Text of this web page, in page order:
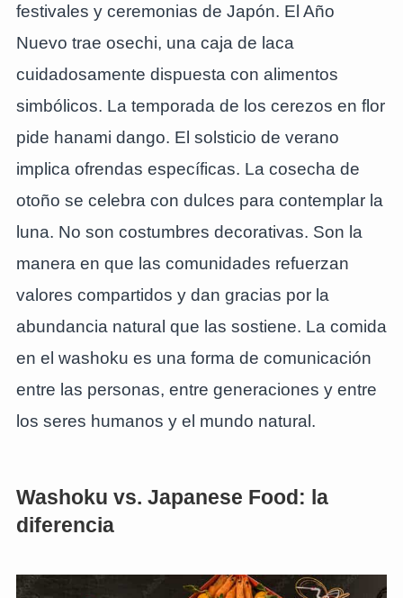
festivales y ceremonias de Japón. El Año
Nuevo trae osechi, una caja de laca
cuidadosamente dispuesta con alimentos
simbólicos. La temporada de los cerezos en flor
pide hanami dango. El solsticio de verano
implica ofrendas específicas. La cosecha de
otoño se celebra con dulces para contemplar la
luna. No son costumbres decorativas. Son la
manera en que las comunidades refuerzan
valores compartidos y dan gracias por la
abundancia natural que las sostiene. La comida
en el washoku es una forma de comunicación
entre las personas, entre generaciones y entre
los seres humanos y el mundo natural.
Washoku vs. Japanese Food: la
diferencia